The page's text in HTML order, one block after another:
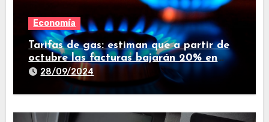
Economía
Tarifas de gas: estiman que a partir de
octubre las facturas bajarán 20% en
promedio
28/09/2024